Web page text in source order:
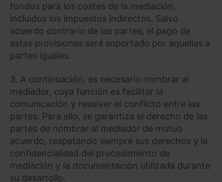
fondos para los costes de la mediación,
incluidos los impuestos indirectos. Salvo
acuerdo contrario de las partes, el pago de
estas provisiones será soportado por aquellas a
partes iguales.
3. A continuación, es necesario nombrar al
mediador, cuya función es facilitar la
comunicación y resolver el conflicto entre las
partes. Para ello, se garantiza el derecho de las
partes de nombrar al mediador de mutuo
acuerdo, respetando siempre sus derechos y la
confidencialidad del procedimiento de
mediación y la documentación utilizada durante
su desarrollo.